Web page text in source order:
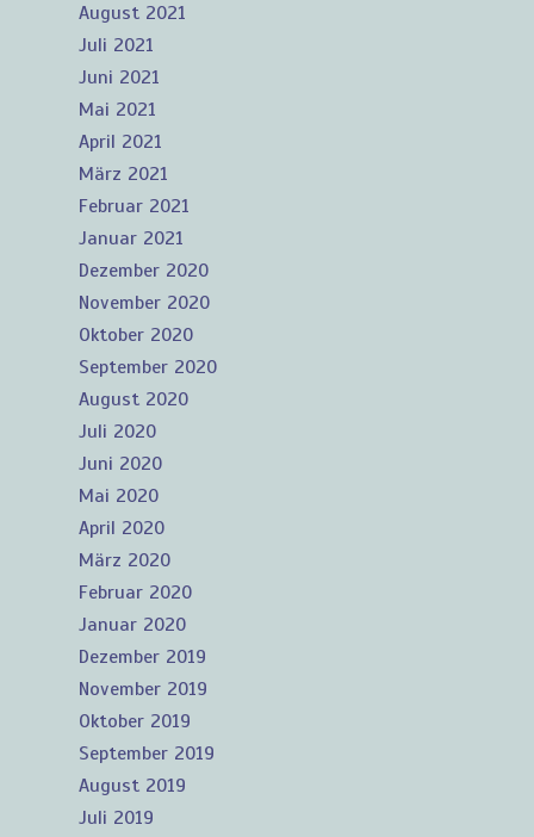
August 2021
Juli 2021
Juni 2021
Mai 2021
April 2021
März 2021
Februar 2021
Januar 2021
Dezember 2020
November 2020
Oktober 2020
September 2020
August 2020
Juli 2020
Juni 2020
Mai 2020
April 2020
März 2020
Februar 2020
Januar 2020
Dezember 2019
November 2019
Oktober 2019
September 2019
August 2019
Juli 2019